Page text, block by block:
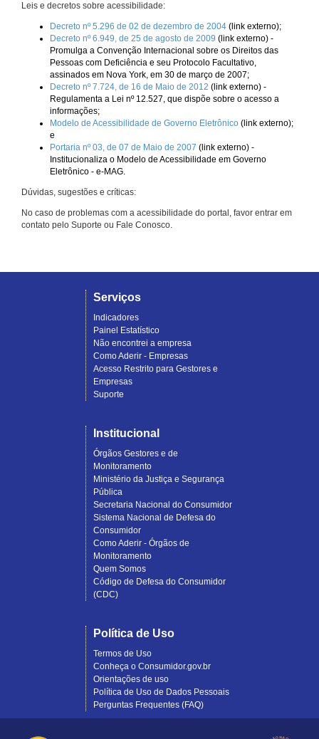
Leis e decretos sobre acessibilidade:
Decreto nº 5.296 de 02 de dezembro de 2004 (link externo);
Decreto nº 6.949, de 25 de agosto de 2009 (link externo) -
Promulga a Convenção Internacional sobre os Direitos das
Pessoas com Deficiência e seu Protocolo Facultativo,
assinados em Nova York, em 30 de março de 2007;
Decreto nº 7.724, de 16 de Maio de 2012 (link externo) -
Regulamenta a Lei nº 12.527, que dispõe sobre o acesso a
informações;
Modelo de Acessibilidade de Governo Eletrônico (link externo);
e
Portaria nº 03, de 07 de Maio de 2007 (link externo) -
Institucionaliza o Modelo de Acessibilidade em Governo
Eletrônico - e-MAG.
Dúvidas, sugestões e críticas:
No caso de problemas com a acessibilidade do portal, favor entrar em
contato pelo Suporte ou Fale Conosco.
Serviços
Indicadores
Painel Estatístico
Não encontrei a empresa
Como Aderir - Empresas
Acesso Restrito para Gestores e
Empresas
Suporte
Institucional
Órgãos Gestores e de
Monitoramento
Ministério da Justiça e Segurança
Pública
Secretaria Nacional do Consumidor
Sistema Nacional de Defesa do
Consumidor
Como Aderir - Órgãos de
Monitoramento
Quem Somos
Código de Defesa do Consumidor
(CDC)
Política de Uso
Termos de Uso
Conheça o Consumidor.gov.br
Orientações de uso
Política de Uso de Dados Pessoais
Perguntas Frequentes (FAQ)